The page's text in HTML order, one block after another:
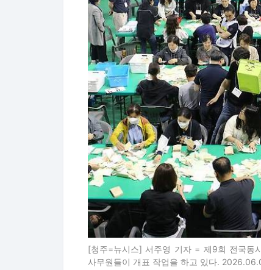
[청주=뉴시스] 서주영 기자 = 제9회 전국동
사무원들이 개표 작업을 하고 있다.
2022년 8회 지방선거에서 국민의힘
리를 내줘야 했던 것과 정반대 결과다.
당시 민주당 소속 당선인은 4명에
음성·진천·증평군수 선거에서다.